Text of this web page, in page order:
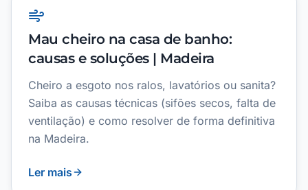
Mau cheiro na casa de banho:
causas e soluções | Madeira
Cheiro a esgoto nos ralos, lavatórios ou sanita?
Saiba as causas técnicas (sifões secos, falta de
ventilação) e como resolver de forma definitiva
na Madeira.
Ler mais